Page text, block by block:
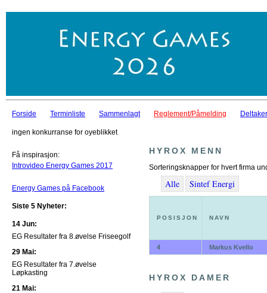
Forside Terminliste Sammenlagt Reglement/Påmelding
ingen konkurranse for oyeblikket
Få inspirasjon:
Introvideo Energy Games 2017
Energy Games på Facebook
Siste 5 Nyheter:
14 Jun:
EG Resultater fra 8.øvelse Friseegolf
29 Mai:
EG Resultater fra 7.øvelse
Løpkasting
21 Mai:
HYROX MENN
Sorteringsknapper for hvert firma
Alle Sintef Energi
POSISJON NAVN
4 Markus Kvello
HYROX DAMER